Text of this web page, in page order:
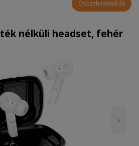
Összehasonlítás
nélküli headset, fehér
›